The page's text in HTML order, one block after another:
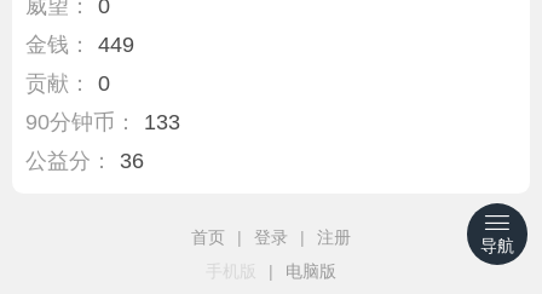
威望：
0
金钱：
449
贡献：
0
90分钟币：
133
公益分：
36
首页 | 登录 |
注册
手机版
| 电脑版
导航